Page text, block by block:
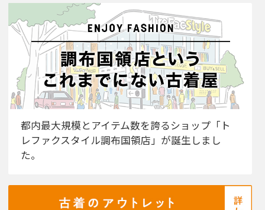
都内最大規模とアイテム数を誇るショップ「ト
レファクスタイル調布国領店」が誕生しまし
た。